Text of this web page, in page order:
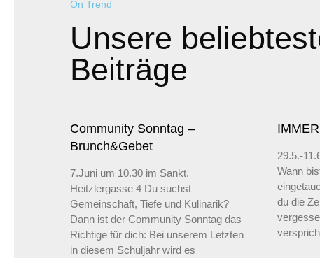
On Trend
Unsere
Beiträge
Community Sonntag –
Brunch&Gebet
7.Juni um 10.30 im Sankt.
Heitzlergasse 4 Du suchst
Gemeinschaft, Tiefe und Kulinarik?
Dann ist der Community Sonntag das
Richtige für dich: Bei unserem Letzten
in diesem Schuljahr wird es
29.5.-
Wann
du die